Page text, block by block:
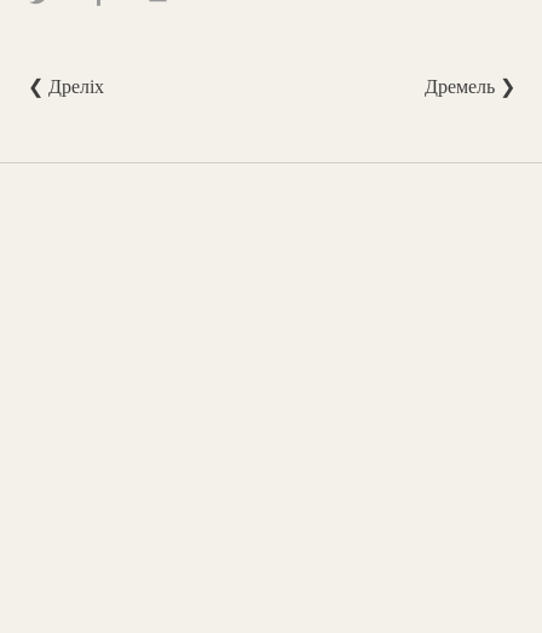
❮ Дреліх Дремель ❯